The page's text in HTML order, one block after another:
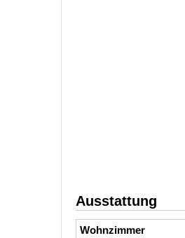
Ausstattung
Wohnzimmer